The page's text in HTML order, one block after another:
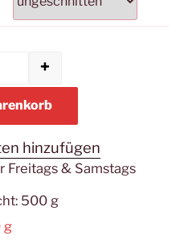
Menge
+
hinzufügen
Freitags & Samstags
500 g
g